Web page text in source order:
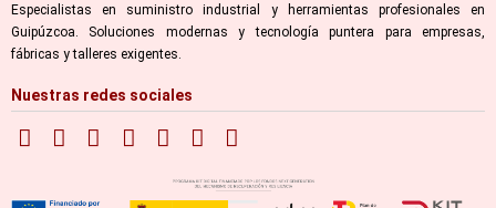
Especialistas en suministro industrial y herramientas profesionales en
Guipúzcoa. Soluciones modernas y tecnología puntera para empresas,
fábricas y talleres exigentes.
Nuestras redes sociales